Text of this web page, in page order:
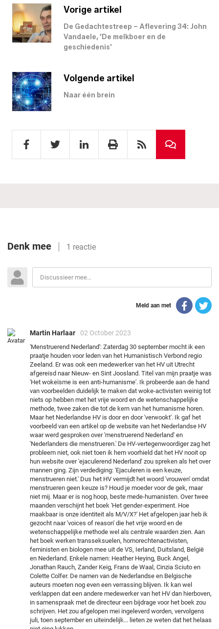
Vorige artikel
De Gedachtestreep – Aflevering 34: John
Vandaele, 'De melkboer en de
geschiedenis'
Volgende artikel
Naar één brein